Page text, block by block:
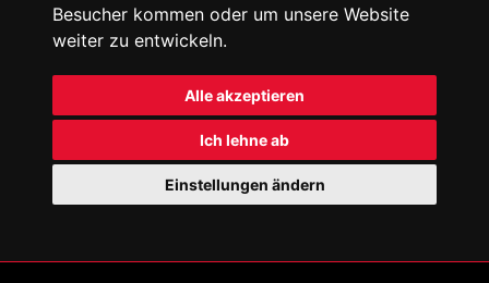
Besucher kommen oder um unsere Website
weiter zu entwickeln.
Alle akzeptieren
Ich lehne ab
Einstellungen ändern